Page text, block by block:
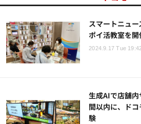
スマートニュ
ポイ活教室を開
2024.9.17 Tue
生成AIで店舗
間以内に、ド
験